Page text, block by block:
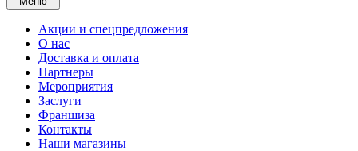
Акции и спецпредложения
О нас
Доставка и оплата
Партнеры
Мероприятия
Заслуги
Франшиза
Контакты
Наши магазины